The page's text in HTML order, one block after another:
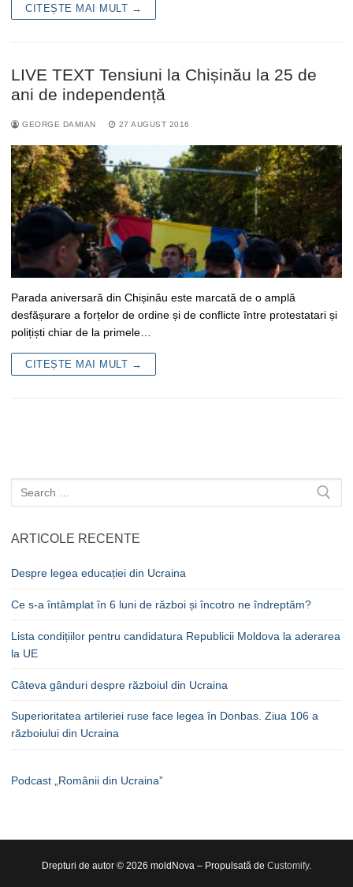
CITEȘTE MAI MULT →
LIVE TEXT Tensiuni la Chișinău la 25 de
ani de independență
GEORGE DAMIAN 27 AUGUST 2016
Parada aniversară din Chișinău este marcată de o amplă
desfășurare a forțelor de ordine și de conflicte între protestatari și
polițiști chiar de la primele…
CITEȘTE MAI MULT →
Caută
după:
ARTICOLE RECENTE
Despre legea educației din Ucraina
Ce s-a întâmplat în 6 luni de război și încotro ne îndreptăm?
Lista condițiilor pentru candidatura Republicii Moldova la aderarea
la UE
Câteva gânduri despre războiul din Ucraina
Superioritatea artileriei ruse face legea în Donbas. Ziua 106 a
războiului din Ucraina
Podcast „Românii din Ucraina”
Drepturi de autor © 2026 moldNova – Propulsată de Customify.